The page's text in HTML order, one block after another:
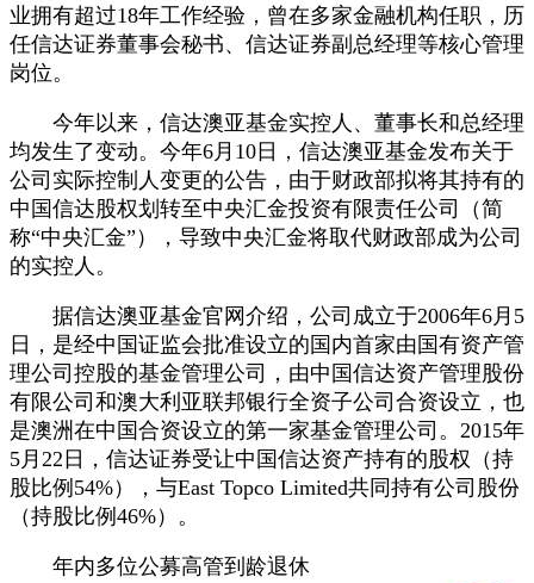
业拥有超过18年工作经验，曾在多家金融机构任职，历
任信达证券董事会秘书、信达证券副总经理等核心管理
岗位。
今年以来，信达澳亚基金实控人、董事长和总经理
均发生了变动。今年6月10日，信达澳亚基金发布关于
公司实际控制人变更的公告，由于财政部拟将其持有的
中国信达股权划转至中央汇金投资有限责任公司（简
称“中央汇金”），导致中央汇金将取代财政部成为公司
的实控人。
据信达澳亚基金官网介绍，公司成立于2006年6月5
日，是经中国证监会批准设立的国内首家由国有资产管
理公司控股的基金管理公司，由中国信达资产管理股份
有限公司和澳大利亚联邦银行全资子公司合资设立，也
是澳洲在中国合资设立的第一家基金管理公司。2015年
5月22日，信达证券受让中国信达资产持有的股权（持
股比例54%），与East Topco Limited共同持有公司股份
（持股比例46%）。
年内多位公募高管到龄退休